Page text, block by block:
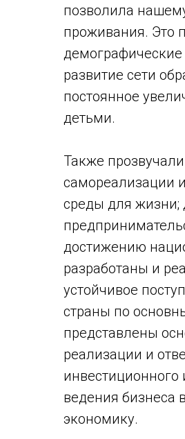
позволила
проживания. Это
развитие сети
постоянное
детьми.
Также
самореализации
среды для жизни;
достижению
разработаны и
устойчивое
страны по
представлены
реализации и
инвестиционного
ведения бизнеса
экономику.